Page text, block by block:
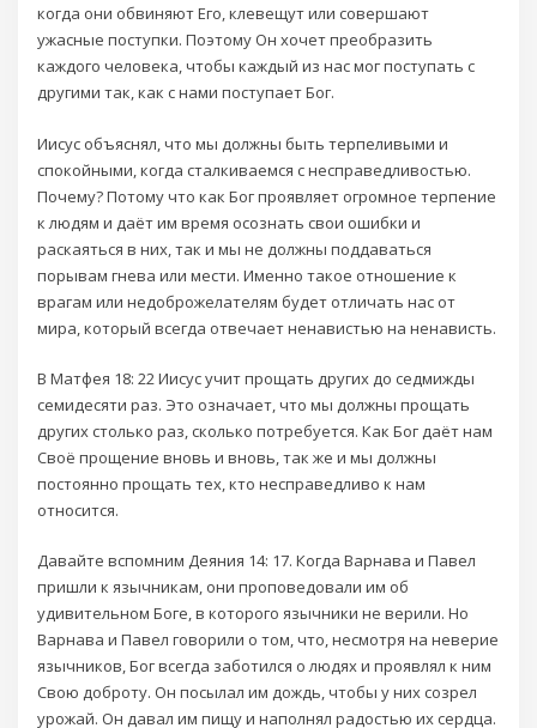
когда они обвиняют Его, клевещут или совершают
ужасные поступки. Поэтому Он хочет преобразить
каждого человека, чтобы каждый из нас мог поступать с
другими так, как с нами поступает Бог.
Иисус объяснял, что мы должны быть терпеливыми и
спокойными, когда сталкиваемся с несправедливостью.
Почему? Потому что как Бог проявляет огромное терпение
к людям и даёт им время осознать свои ошибки и
раскаяться в них, так и мы не должны поддаваться
порывам гнева или мести. Именно такое отношение к
врагам или недоброжелателям будет отличать нас от
мира, который всегда отвечает ненавистью на ненависть.
В Матфея 18: 22 Иисус учит прощать других до седмижды
семидесяти раз. Это означает, что мы должны прощать
других столько раз, сколько потребуется. Как Бог даёт нам
Своё прощение вновь и вновь, так же и мы должны
постоянно прощать тех, кто несправедливо к нам
относится.
Давайте вспомним Деяния 14: 17. Когда Варнава и Павел
пришли к язычникам, они проповедовали им об
удивительном Боге, в которого язычники не верили. Но
Варнава и Павел говорили о том, что, несмотря на неверие
язычников, Бог всегда заботился о людях и проявлял к ним
Свою доброту. Он посылал им дождь, чтобы у них созрел
урожай. Он давал им пищу и наполнял радостью их сердца.